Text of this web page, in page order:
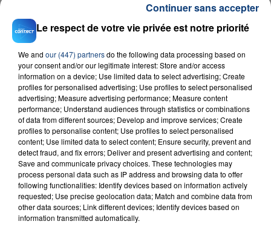
FIL D'ACTU
23 juillet 2026
INCENDIE MORTEL À LENS : UNE FEMME ET
SON BÉBÉ ENTRE LA VIE ET LA...
Un homme s'est immolé par le feu après avoir
aspergé sa compagne et leur bébé de trois mois
d'un liquide inflammable.
Le respect de votre vie privée est notre priorité
We and our (447) partnersdo the following data processing based on
your consent and/or our legitimate interest: Store and/or access
information on a device; Use limited data to select advertising; Create
profiles for personalised advertising; Use profiles to select personalised
advertising; Measure advertising performance; Measure content
performance; Understand audiences through statistics or combinations
of data from different sources; Develop and improve services; Create
profiles to personalise content; Use profiles to select personalised
content; Use limited data to select content; Ensure security, prevent and
detect fraud, and fix errors; Deliver and present advertising and content;
Save and communicate privacy choices. These technologies may
process personal data such as IP address and browsing data to offer
following functionalities: Identify devices based on information actively
requested; Use precise geolocation data; Match and combine data from
other data sources; Link different devices; Identify devices based on
information transmitted automatically.
Continuer sans accepter